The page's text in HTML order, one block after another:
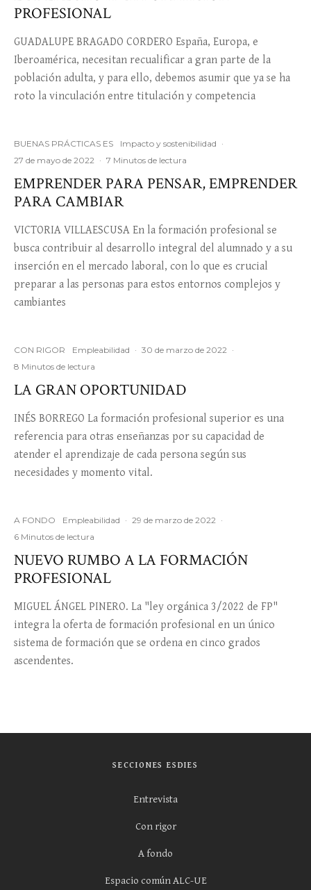
PROFESIONAL
GUADALUPE BRAGADO CORDERO España, Europa, e
Iberoamérica, necesitan recualificar a gran parte de la
población adulta, y para ello, debemos asumir que ya se ha
roto la vinculación entre titulación y competencia
BUENAS PRÁCTICAS ES Impacto y sostenibilidad ·
27 de mayo de 2022 · 7 Minutos de lectura
EMPRENDER PARA PENSAR, EMPRENDER
PARA CAMBIAR
VICTORIA VILLAESCUSA En la formación profesional se
busca contribuir al desarrollo integral del alumnado y a su
inserción en el mercado laboral, con lo que es crucial
preparar a las personas para estos entornos complejos y
cambiantes
CON RIGOR Empleabilidad · 30 de marzo de 2022 ·
8 Minutos de lectura
LA GRAN OPORTUNIDAD
INÉS BORREGO La formación profesional superior es una
referencia para otras enseñanzas por su capacidad de
atender el aprendizaje de cada persona según sus
necesidades y momento vital.
A FONDO Empleabilidad · 29 de marzo de 2022 ·
6 Minutos de lectura
NUEVO RUMBO A LA FORMACIÓN
PROFESIONAL
MIGUEL ÁNGEL PINERO. La "ley orgánica 3/2022 de FP"
integra la oferta de formación profesional en un único
sistema de formación que se ordena en cinco grados
ascendentes.
SECCIONES ESDIES
Entrevista
Con rigor
A fondo
Espacio común ALC-UE